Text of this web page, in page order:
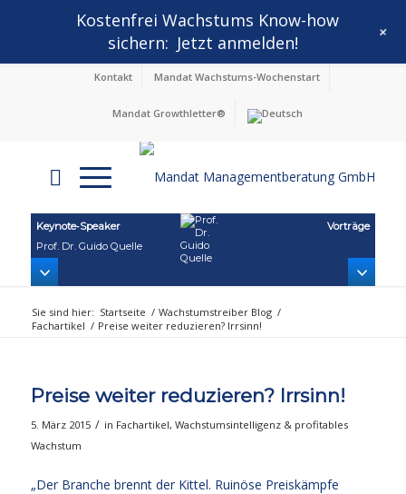
Kontakt Mandat Wachstums-Wochenstart
Mandat Growthletter®
Keynote‑Speaker
Prof. Dr. Guido Quelle
Vorträge
Sie sind hier: Startseite / Wachstumstreiber Blog /
Fachartikel / Preise weiter reduzieren? Irrsinn!
Preise weiter reduzieren? Irrsinn!
5. März 2015 / in Fachartikel, Wachstumsintelligenz & profitables
Wachstum
„Der Branche brennt der Kittel. Ruinöse Preiskämpfe
Kostenfrei Wachstums Know-how
sichern: Jetzt anmelden! +